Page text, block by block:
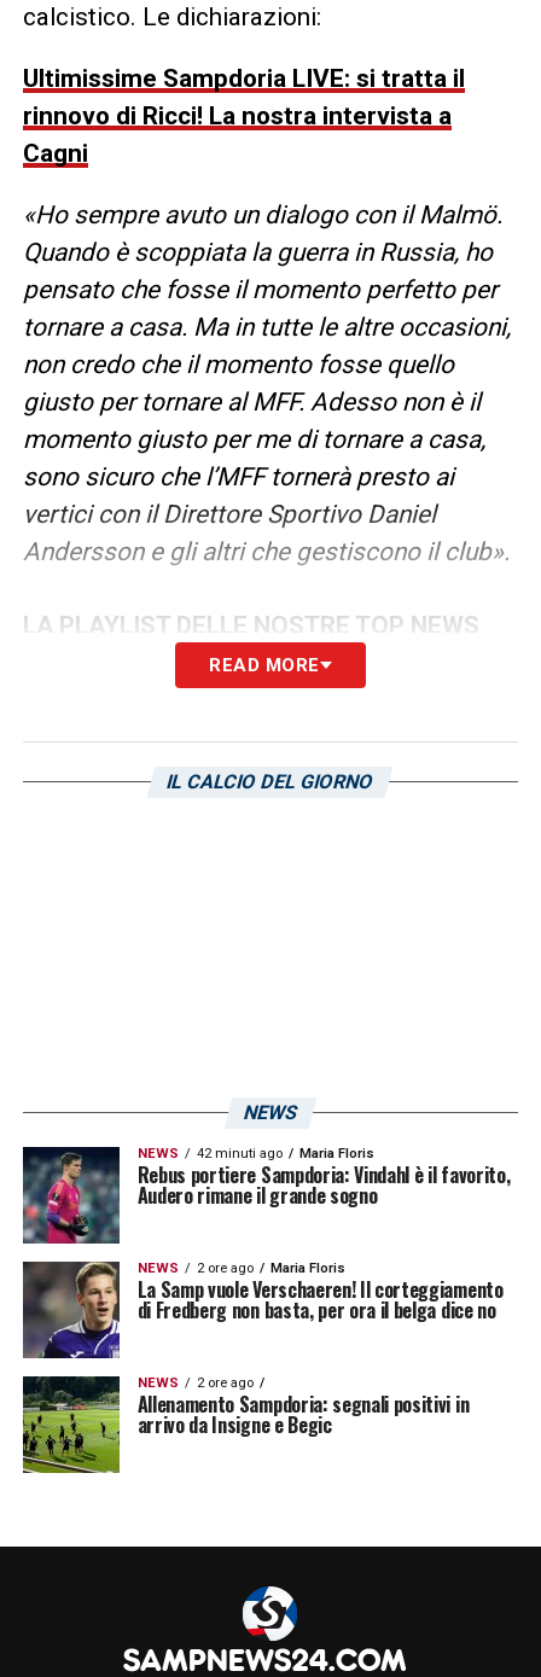
calcistico. Le dichiarazioni:
Ultimissime Sampdoria LIVE: si tratta il
rinnovo di Ricci! La nostra intervista a
Cagni
«Ho sempre avuto un dialogo con il Malmö.
Quando è scoppiata la guerra in Russia, ho
pensato che fosse il momento perfetto per
tornare a casa. Ma in tutte le altre occasioni,
non credo che il momento fosse quello
giusto per tornare al MFF. Adesso non è il
momento giusto per me di tornare a casa,
sono sicuro che l’MFF tornerà presto ai
vertici con il Direttore Sportivo Daniel
Andersson e gli altri che gestiscono il club».
LA PLAYLIST DELLE NOSTRE TOP NEWS
READ MORE
IL CALCIO DEL GIORNO
NEWS
NEWS 42 minuti ago Maria Floris
Rebus portiere Sampdoria: Vindahl è il favorito,
Audero rimane il grande sogno
NEWS 2 ore ago Maria Floris
La Samp vuole Verschaeren! Il corteggiamento
di Fredberg non basta, per ora il belga dice no
NEWS 2 ore ago
Allenamento Sampdoria: segnali positivi in
arrivo da Insigne e Begic